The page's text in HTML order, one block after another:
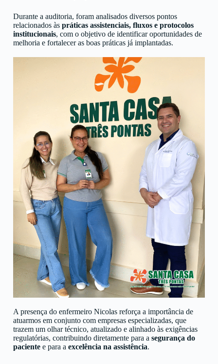
Durante a auditoria, foram analisados diversos pontos
relacionados às práticas assistenciais, fluxos e protocolos
institucionais, com o objetivo de identificar oportunidades de
melhoria e fortalecer as boas práticas já implantadas.
A presença do enfermeiro Nicolas reforça a importância de
atuarmos em conjunto com empresas especializadas, que
trazem um olhar técnico, atualizado e alinhado às exigências
regulatórias, contribuindo diretamente para a segurança do
pacientee para a excelência na assistência.